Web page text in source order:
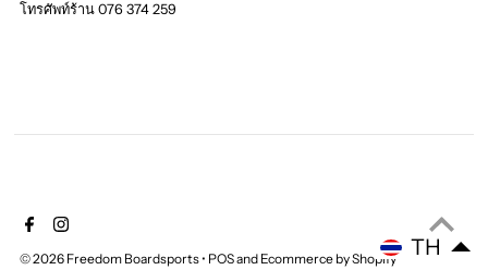
โทรศัพท์ร้าน 076 374 259
© 2026 Freedom Boardsports• POSand Ecommerce by Shopify TH